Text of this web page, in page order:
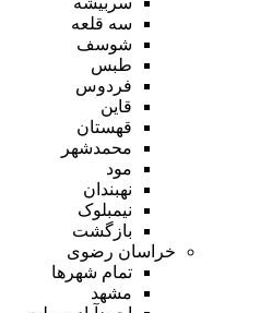
سه قلعه
شوسف
طبس
فردوس
قاین
قهستان
محمدشهر
مود
نهبندان
نیمبلوک
بازگشت
خراسان رضوی
تمام شهر‌ها
مشهد